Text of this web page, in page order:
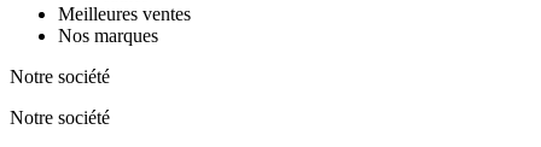
Meilleures ventes
Nos marques
Notre société
Notre société